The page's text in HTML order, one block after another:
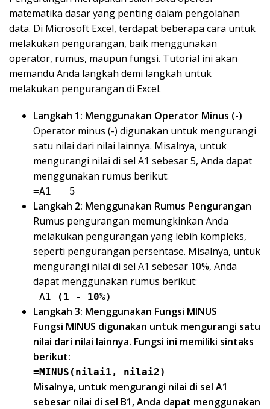
matematika dasar yang penting dalam pengolahan
data. Di Microsoft Excel, terdapat beberapa cara untuk
melakukan pengurangan, baik menggunakan
operator, rumus, maupun fungsi. Tutorial ini akan
memandu Anda langkah demi langkah untuk
melakukan pengurangan di Excel.
Langkah 1: Menggunakan Operator Minus (-)
Operator minus (-) digunakan untuk mengurangi
satu nilai dari nilai lainnya. Misalnya, untuk
mengurangi nilai di sel A1 sebesar 5, Anda dapat
menggunakan rumus berikut:
=A1 - 5
Langkah 2: Menggunakan Rumus Pengurangan
Rumus pengurangan memungkinkan Anda
melakukan pengurangan yang lebih kompleks,
seperti pengurangan persentase. Misalnya, untuk
mengurangi nilai di sel A1 sebesar 10%, Anda
dapat menggunakan rumus berikut:
=A1 (1 - 10%)
Langkah 3: Menggunakan Fungsi MINUS
Fungsi MINUS digunakan untuk mengurangi satu
nilai dari nilai lainnya. Fungsi ini memiliki sintaks
berikut:
=MINUS(nilai1, nilai2)
Misalnya, untuk mengurangi nilai di sel A1
sebesar nilai di sel B1, Anda dapat menggunakan